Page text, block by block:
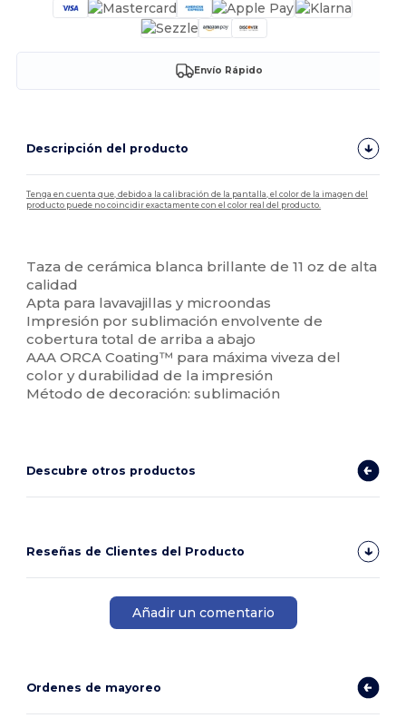
Envío Rápido
Descripción del producto
Tenga en cuenta que, debido a la calibración de la pantalla, el color de la imagen del
producto puede no coincidir exactamente con el color real del producto.
Taza de cerámica blanca brillante de 11 oz de alta
calidad
Apta para lavavajillas y microondas
Impresión por sublimación envolvente de
cobertura total de arriba a abajo
AAA ORCA Coating™ para máxima viveza del
color y durabilidad de la impresión
Método de decoración: sublimación
Descubre otros productos
Reseñas de Clientes del Producto
Añadir un comentario
Ordenes de mayoreo